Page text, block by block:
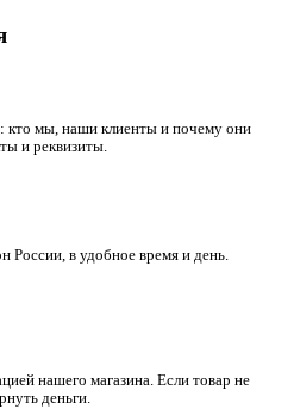
кто мы, наши клиенты и почему они
и реквизиты.
России, в удобное время и день.
нашего магазина. Если товар не
деньги.